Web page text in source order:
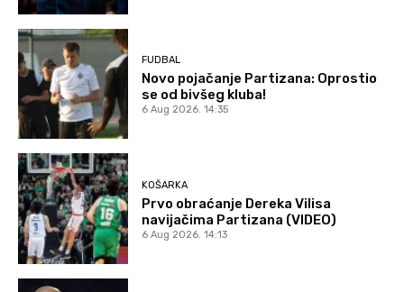
FUDBAL
Novo pojačanje Partizana: Oprostio
se od bivšeg kluba!
6 Aug 2026. 14:35
KOŠARKA
Prvo obraćanje Dereka Vilisa
navijačima Partizana (VIDEO)
6 Aug 2026. 14:13